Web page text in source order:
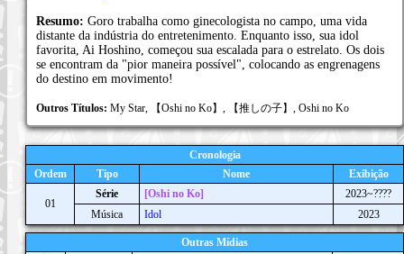
Resumo: Goro trabalha como ginecologista no campo, uma vida
distante da indústria do entretenimento. Enquanto isso, sua idol
favorita, Ai Hoshino, começou sua escalada para o estrelato. Os dois
se encontram da "pior maneira possível", colocando as engrenagens
do destino em movimento!
Outros Títulos: My Star, 【Oshi no Ko】, 【推しの子】, Oshi no Ko
Cronologia
Ordem
Tipo Nome Exibição
01
Série [Oshi no Ko]
2023~????
Música
Idol 2023
Outras Mídias